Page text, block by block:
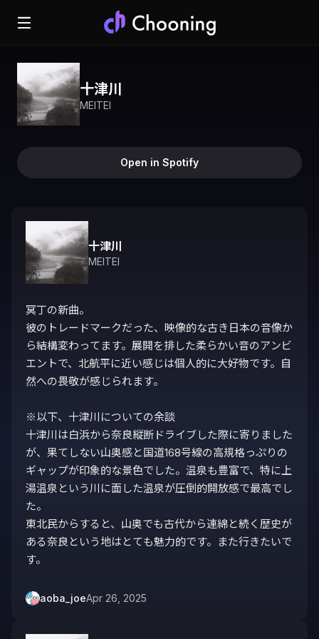
十津川
MEITEI
Open in Spotify
十津川
MEITEI
冥丁の新曲。
彼のトレードマークだった、映像的な古き日本の音像か
ら結構変わってます。展開を排した柔らかい音のアンビ
エントで、北航平に近い感じは個人的に大好物です。自
然への畏敬が感じられます。
※以下、十津川についての余談
十津川は白浜から奈良縦断ドライブした際に寄りました
が、果てしない山奥感と国道168号線の高規格っぷりの
ギャップが印象的な景色でした。温泉も豊富で、特に上
湯温泉という川に面した温泉が圧倒的開放感で最高でし
た。
東北民からすると、山奥でも古代から連綿と続く歴史が
ある奈良という地はとても魅力的です。また行きたいで
す。
aoba_joeApr 26, 2025